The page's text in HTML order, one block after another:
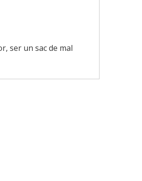
ser un sac de mal